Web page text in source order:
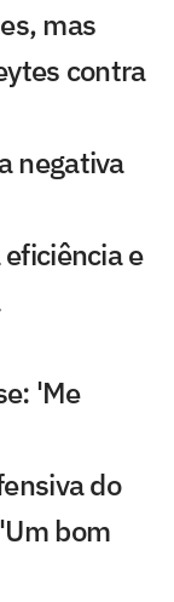
mas
contra
negativa
e
'Me
do
bom